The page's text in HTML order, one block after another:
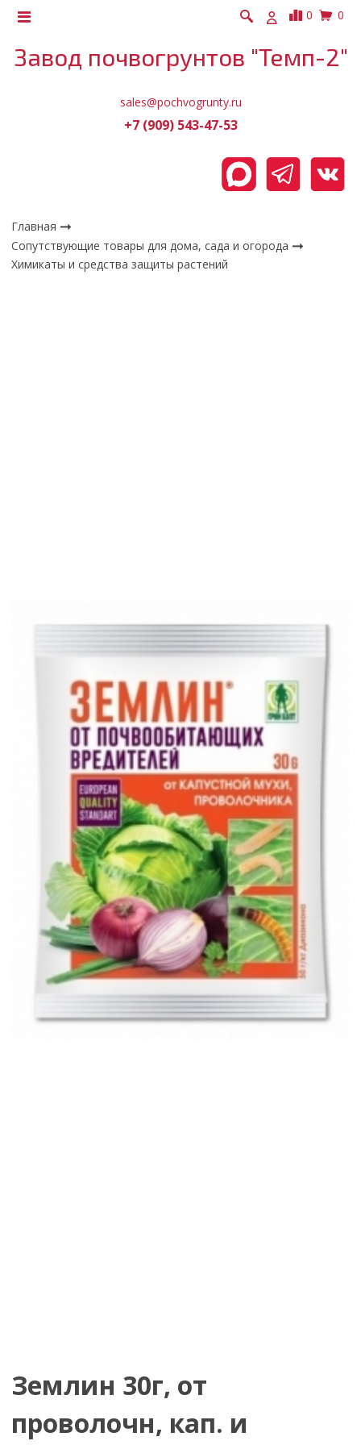
0 0
Завод почвогрунтов "Темп-2"
sales@pochvogrunty.ru
+7 (909) 543-47-53
Главная
Сопутствующие товары для дома, сада и огорода
Химикаты и средства защиты растений
Землин 30г, от
проволочн, кап. и